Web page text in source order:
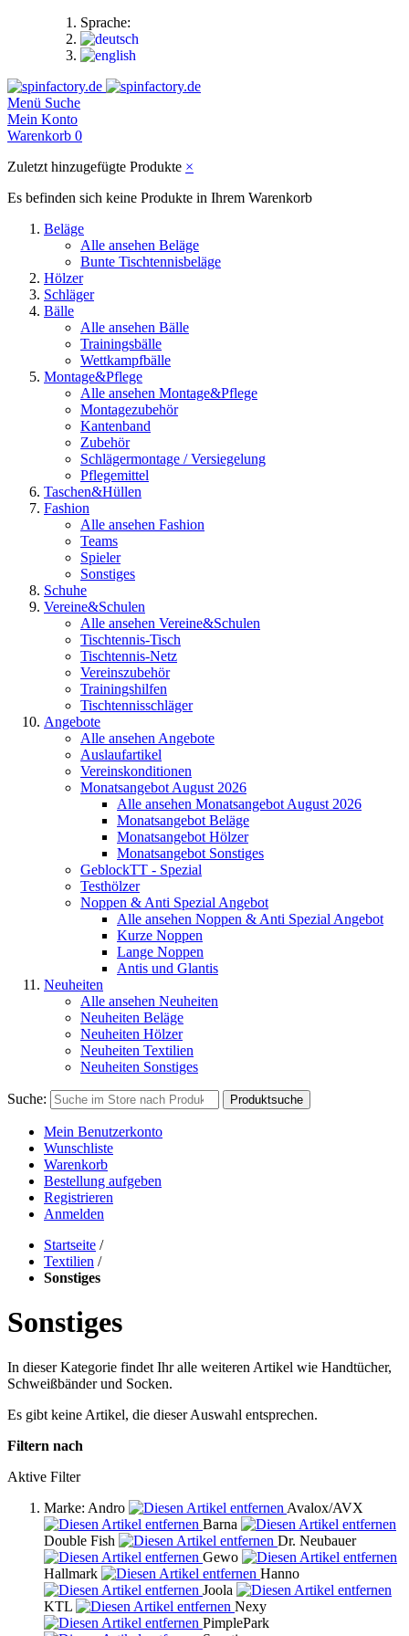
Sprache:
Menü Suche
Mein Konto
Warenkorb 0
Zuletzt hinzugefügte Produkte ×
Es befinden sich keine Produkte in Ihrem Warenkorb
Beläge
Alle ansehen Beläge
Bunte Tischtennisbeläge
Hölzer
Schläger
Bälle
Alle ansehen Bälle
Trainingsbälle
Wettkampfbälle
Montage&Pflege
Alle ansehen Montage&Pflege
Montagezubehör
Kantenband
Zubehör
Schlägermontage / Versiegelung
Pflegemittel
Taschen&Hüllen
Fashion
Alle ansehen Fashion
Teams
Spieler
Sonstiges
Schuhe
Vereine&Schulen
Alle ansehen Vereine&Schulen
Tischtennis-Tisch
Tischtennis-Netz
Vereinszubehör
Trainingshilfen
Tischtennisschläger
Angebote
Alle ansehen Angebote
Auslaufartikel
Vereinskonditionen
Monatsangebot August 2026
Alle ansehen Monatsangebot August 2026
Monatsangebot Beläge
Monatsangebot Hölzer
Monatsangebot Sonstiges
GeblockTT - Spezial
Testhölzer
Noppen & Anti Spezial Angebot
Alle ansehen Noppen & Anti Spezial Angebot
Kurze Noppen
Lange Noppen
Antis und Glantis
Neuheiten
Alle ansehen Neuheiten
Neuheiten Beläge
Neuheiten Hölzer
Neuheiten Textilien
Neuheiten Sonstiges
Suche: Produktsuche
Mein Benutzerkonto
Wunschliste
Warenkorb
Bestellung aufgeben
Registrieren
Anmelden
Startseite /
Textilien /
Sonstiges
Sonstiges
In dieser Kategorie findet Ihr alle weiteren Artikel wie Handtücher,
Schweißbänder und Socken.
Es gibt keine Artikel, die dieser Auswahl entsprechen.
Filtern nach
Aktive Filter
Marke: Andro
Avalox/AVX
Barna
Double Fish
Dr. Neubauer
Gewo
Hallmark
Hanno
Joola
KTL
Nexy
PimplePark